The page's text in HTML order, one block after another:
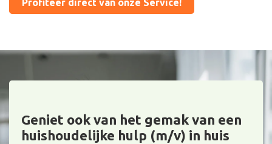
Profiteer direct van onze Service!
Geniet ook van het gemak van een
huishoudelijke hulp (m/v) in huis